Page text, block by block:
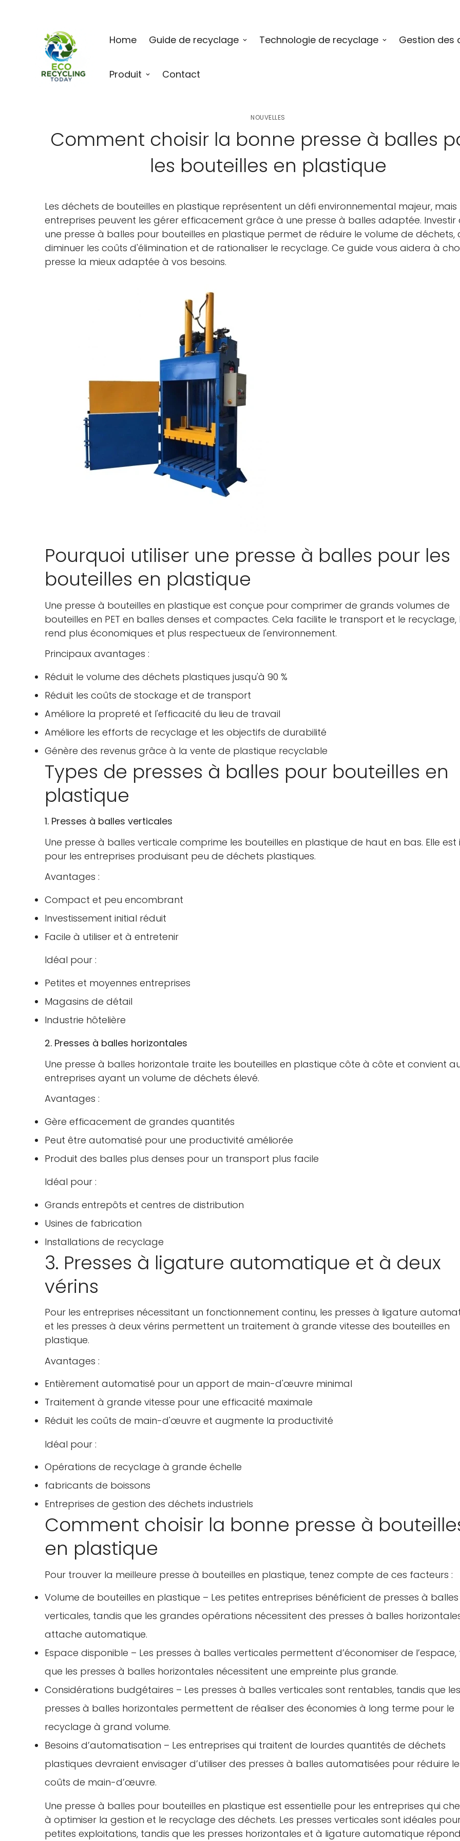
Home Guide de recyclage Technologie de recyclage Gestion des
Produit Contact
NOUVELLES
Comment choisir la bonne presse à balles
les bouteilles en plastique
Les déchets de bouteilles en plastique représentent un défi environnemental majeur, mais
entreprises peuvent les gérer efficacement grâce à une presse à balles adaptée. Investir
une presse à balles pour bouteilles en plastique permet de réduire le volume de déchets,
diminuer les coûts d'élimination et de rationaliser le recyclage. Ce guide vous aidera à
presse la mieux adaptée à vos besoins.
Pourquoi utiliser une presse à balles pour les
bouteilles en plastique
Une presse à bouteilles en plastique est conçue pour comprimer de grands volumes de
bouteilles en PET en balles denses et compactes. Cela facilite le transport et le recyclage,
rend plus économiques et plus respectueux de l'environnement.
Principaux avantages :
Réduit le volume des déchets plastiques jusqu'à 90 %
Réduit les coûts de stockage et de transport
Améliore la propreté et l'efficacité du lieu de travail
Améliore les efforts de recyclage et les objectifs de durabilité
Génère des revenus grâce à la vente de plastique recyclable
Types de presses à balles pour bouteilles en
plastique
1. Presses à balles verticales
Une presse à balles verticale comprime les bouteilles en plastique de haut en bas. Elle est
pour les entreprises produisant peu de déchets plastiques.
Avantages :
Compact et peu encombrant
Investissement initial réduit
Facile à utiliser et à entretenir
Idéal pour :
Petites et moyennes entreprises
Magasins de détail
Industrie hôtelière
2. Presses à balles horizontales
Une presse à balles horizontale traite les bouteilles en plastique côte à côte et convient
entreprises ayant un volume de déchets élevé.
Avantages :
Gère efficacement de grandes quantités
Peut être automatisé pour une productivité améliorée
Produit des balles plus denses pour un transport plus facile
Idéal pour :
Grands entrepôts et centres de distribution
Usines de fabrication
Installations de recyclage
3. Presses à ligature automatique et à deux
vérins
Pour les entreprises nécessitant un fonctionnement continu, les presses à ligature
et les presses à deux vérins permettent un traitement à grande vitesse des bouteilles en
plastique.
Avantages :
Entièrement automatisé pour un apport de main-d'œuvre minimal
Traitement à grande vitesse pour une efficacité maximale
Réduit les coûts de main-d'œuvre et augmente la productivité
Idéal pour :
Opérations de recyclage à grande échelle
fabricants de boissons
Entreprises de gestion des déchets industriels
Comment choisir la bonne presse à
en plastique
Pour trouver la meilleure presse à bouteilles en plastique, tenez compte de ces facteurs :
Volume de bouteilles en plastique – Les petites entreprises bénéficient de presses à balles
verticales, tandis que les grandes opérations nécessitent des presses à balles
attache automatique.
Espace disponible – Les presses à balles verticales permettent d’économiser de
que les presses à balles horizontales nécessitent une empreinte plus grande.
Considérations budgétaires – Les presses à balles verticales sont rentables, tandis que les
presses à balles horizontales permettent de réaliser des économies à long terme pour le
recyclage à grand volume.
Besoins d’automatisation – Les entreprises qui traitent de lourdes quantités de déchets
plastiques devraient envisager d’utiliser des presses à balles automatisées pour réduire
coûts de main-d’œuvre.
Une presse à balles pour bouteilles en plastique est essentielle pour les entreprises qui
à optimiser la gestion et le recyclage des déchets. Les presses verticales sont idéales
petites exploitations, tandis que les presses horizontales et à ligature automatique
Avez-vous 18 ans ou plus?